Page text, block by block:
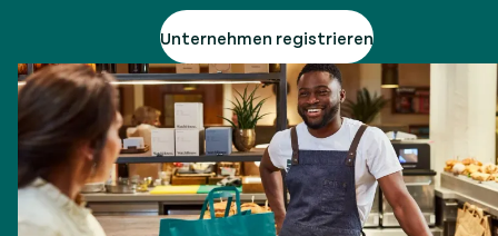
Unternehmen registrieren